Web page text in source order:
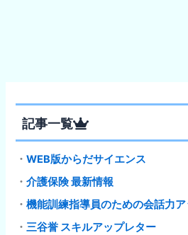
記事一覧
・WEB版からだサイエンス
・介護保険 最新情報
・機能訓練指導員のための会話力
・三谷誉 スキルアップレター